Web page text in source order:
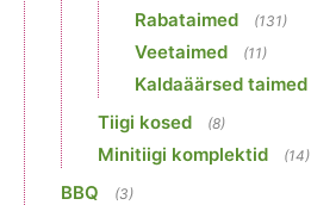
Rabataimed (131)
Veetaimed (11)
Kaldaäärsed taimed
Tiigi kosed (8)
Minitiigi komplektid (14)
BBQ (3)